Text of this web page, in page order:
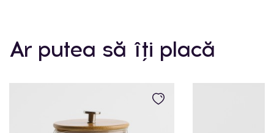
Ar putea să îți placă